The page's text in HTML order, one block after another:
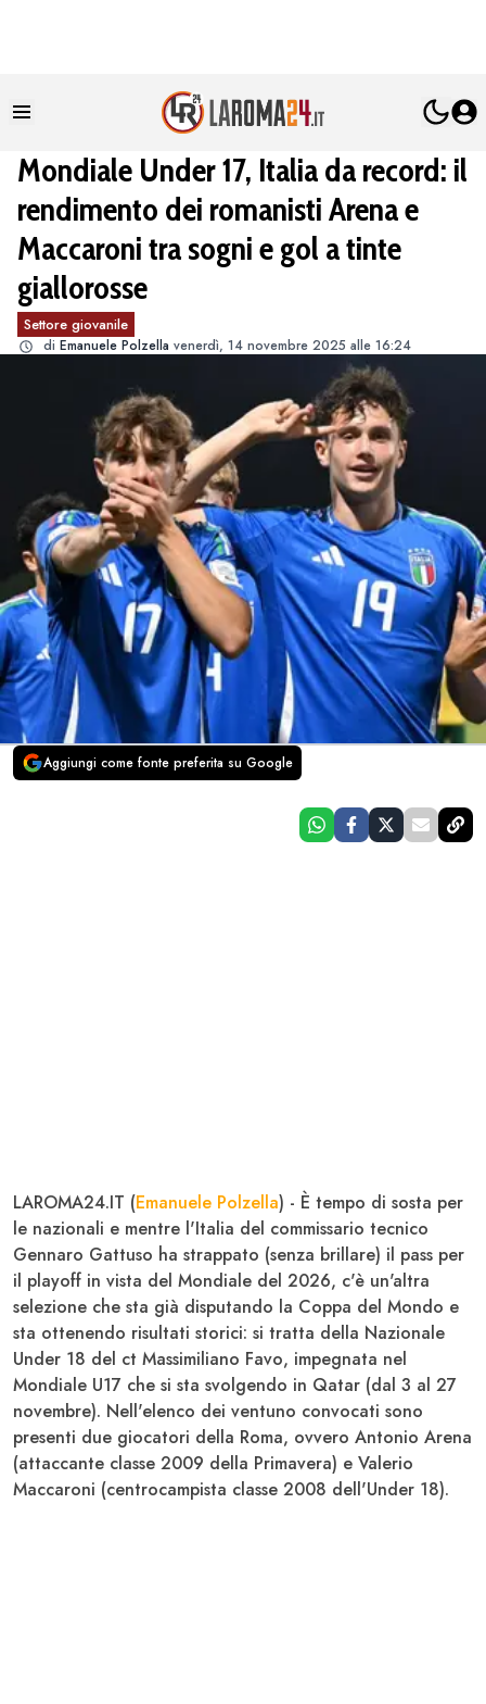
Mondiale Under 17, Italia da record: il
rendimento dei romanisti Arena e
Maccaroni tra sogni e gol a tinte
giallorosse
Settore giovanile
di Emanuele Polzella venerdì, 14 novembre 2025 alle 16:24
Aggiungi come fonte preferita su Google
LAROMA24.IT (Emanuele Polzella) - È tempo di sosta per
le nazionali e mentre l'Italia del commissario tecnico
Gennaro Gattuso ha strappato (senza brillare) il pass per
il playoff in vista del Mondiale del 2026, c'è un'altra
selezione che sta già disputando la Coppa del Mondo e
sta ottenendo risultati storici: si tratta della Nazionale
Under 18 del ct Massimiliano Favo, impegnata nel
Mondiale U17 che si sta svolgendo in Qatar (dal 3 al 27
novembre). Nell'elenco dei ventuno convocati sono
presenti due giocatori della Roma, ovvero Antonio Arena
(attaccante classe 2009 della Primavera) e Valerio
Maccaroni (centrocampista classe 2008 dell'Under 18).